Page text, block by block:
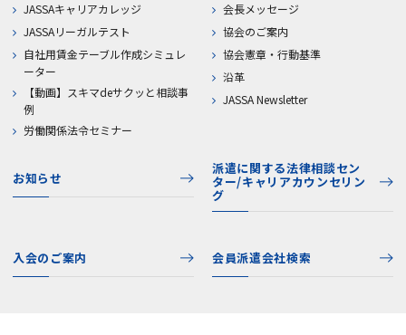
JASSAキャリアカレッジ
JASSAリーガルテスト
自社用賃金テーブル作成シミュレ
ーター
【動画】スキマdeサクッと相談事
例
労働関係法令セミナー
会長メッセージ
協会のご案内
協会憲章・行動基準
沿革
JASSA Newsletter
お知らせ
派遣に関する法律相談セン
ター/キャリアカウンセリン
グ
入会のご案内 会員派遣会社検索